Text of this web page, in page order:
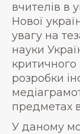
вчителів в
Нової
увагу на
науки
критичного
розробки
предметах
У даному